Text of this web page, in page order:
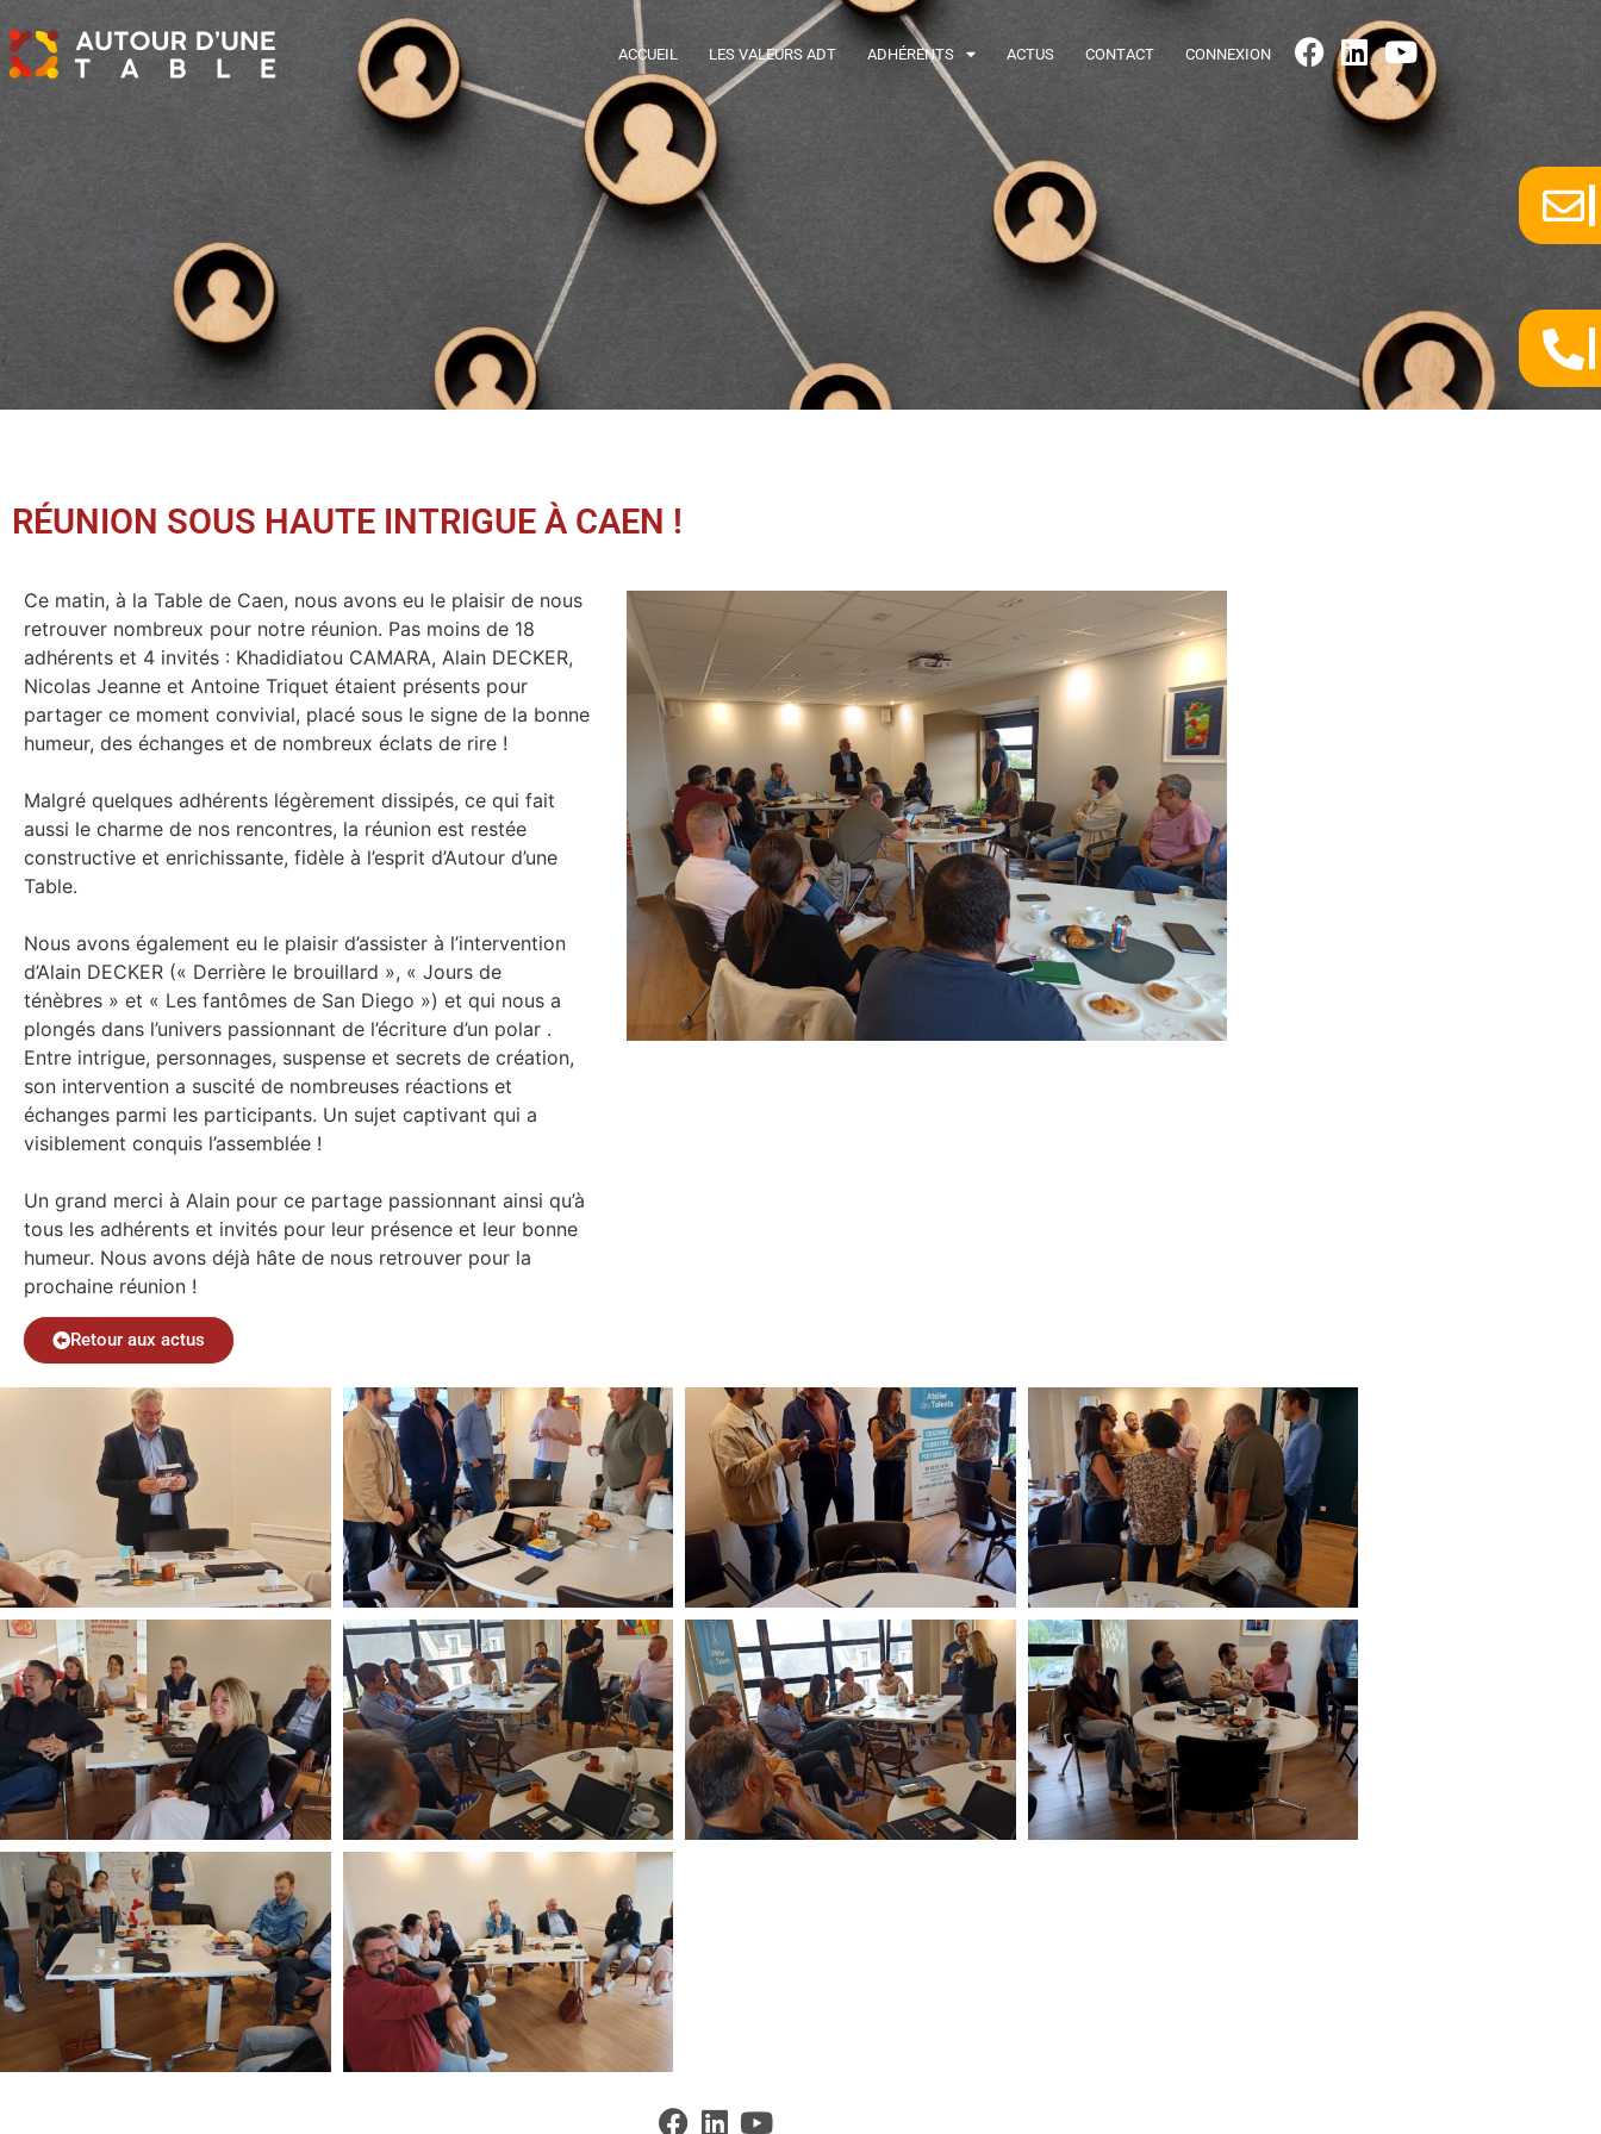
ACCUEIL LES VALEURS ADT ADHÉRENTS ACTUS CONTACT CONNEXION
RÉUNION SOUS HAUTE INTRIGUE À CAEN !
Ce matin, à la Table de Caen, nous avons eu le plaisir de nous
retrouver nombreux pour notre réunion. Pas moins de 18
adhérents et 4 invités : Khadidiatou CAMARA, Alain DECKER,
Nicolas Jeanne et Antoine Triquet étaient présents pour
partager ce moment convivial, placé sous le signe de la bonne
humeur, des échanges et de nombreux éclats de rire !
Malgré quelques adhérents légèrement dissipés, ce qui fait
aussi le charme de nos rencontres, la réunion est restée
constructive et enrichissante, fidèle à l’esprit d’Autour d’une
Table.
Nous avons également eu le plaisir d’assister à l’intervention
d’Alain DECKER (« Derrière le brouillard », « Jours de
ténèbres » et « Les fantômes de San Diego ») et qui nous a
plongés dans l’univers passionnant de l’écriture d’un polar .
Entre intrigue, personnages, suspense et secrets de création,
son intervention a suscité de nombreuses réactions et
échanges parmi les participants. Un sujet captivant qui a
visiblement conquis l’assemblée !
Un grand merci à Alain pour ce partage passionnant ainsi qu’à
tous les adhérents et invités pour leur présence et leur bonne
humeur. Nous avons déjà hâte de nous retrouver pour la
prochaine réunion !
Retour aux actus